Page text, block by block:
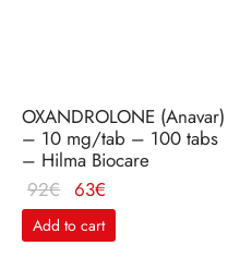
OXANDROLONE (Anavar)
– 10 mg/tab – 100 tabs
– Hilma Biocare
92€ Le
prix
initial
63€
prix
actuel
Add to cart